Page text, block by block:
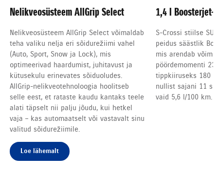
Nelikveosüsteem AllGrip Select
Nelikveosüsteem AllGrip Select võimaldab
teha valiku nelja eri sõidurežiimi vahel
(Auto, Sport, Snow ja Lock), mis
optimeerivad haardumist, juhitavust ja
kütusekulu erinevates sõiduoludes.
AllGrip-nelikveotehnoloogia hoolitseb
selle eest, et rataste kaudu kantaks teele
alati täpselt nii palju jõudu, kui hetkel
vaja – kas automaatselt või vastavalt sinu
valitud sõidurežiimile.
Loe lähemalt
1,4 l Boosterjet-
S-Crossi stiilse
peidus säästlik
mis arendab
pöördemomenti
tippkiiruseks 180
nullist sajani 11
vaid 5,6 l/100 km.